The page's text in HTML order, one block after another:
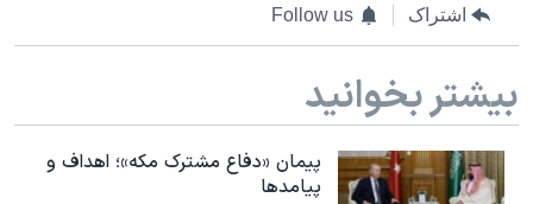
اشتراک Follow us
بیشتر بخوانید
پیمان «دفاع مشترک مکه»؛ اهداف و
پیامدها